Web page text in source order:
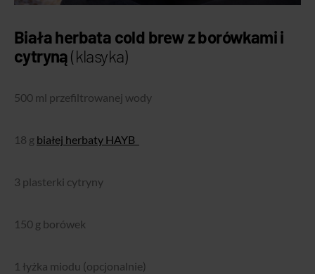
Biała herbata cold brewz borówkami i
cytryną(klasyka)
500 ml przefiltrowanej wody
18 g białej herbaty HAYB
3 plasterki cytryny
150 g borówek
1 łyżka miodu (opcjonalnie)